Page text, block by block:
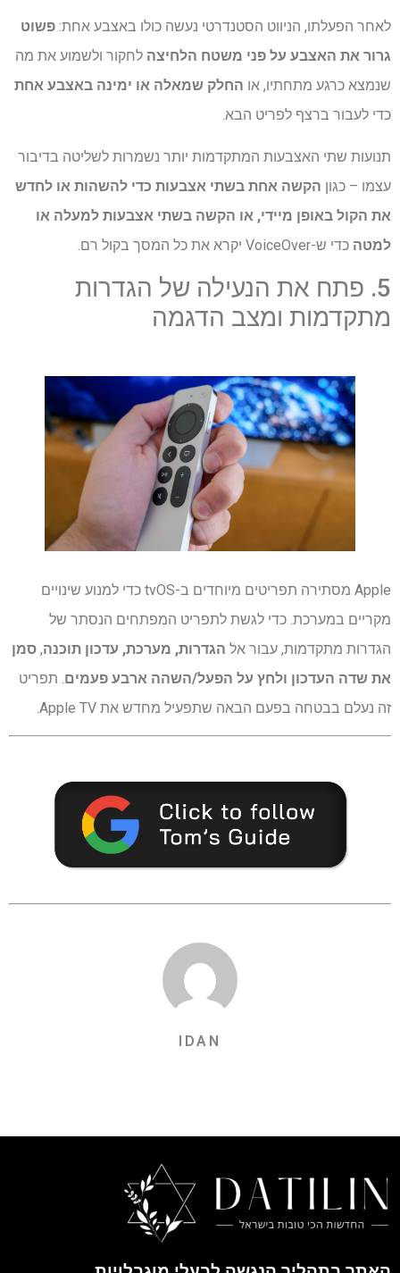
לאחר הפעלתו, הניווט הסטנדרטי נעשה כולו באצבע אחת: פשוט
גרור את האצבע על פני משטח הלחיצה לחקור ולשמוע את מה
שנמצא כרגע מתחתיו, או החלק שמאלה או ימינה באצבע אחת
כדי לעבור ברצף לפריט הבא.
תנועות שתי האצבעות המתקדמות יותר נשמרות לשליטה בדיבור
עצמו – כגון הקשה אחת בשתי אצבעות כדי להשהות או לחדש
את הקול באופן מיידי, או הקשה בשתי אצבעות למעלה או
למטה כדי ש-VoiceOver יקרא את כל המסך בקול רם.
5. פתח את הנעילה של הגדרות
מתקדמות ומצב הדגמה
Apple מסתירה תפריטים מיוחדים ב-tvOS כדי למנוע שינויים
מקריים במערכת. כדי לגשת לתפריט המפתחים הנסתר של
הגדרות מתקדמות, עבור אל הגדרות, מערכת, עדכון תוכנה, סמן
את שדה העדכון ולחץ על הפעל/השהה ארבע פעמים . תפריט
זה נעלם בבטחה בפעם הבאה שתפעיל מחדש את Apple TV.
IDAN